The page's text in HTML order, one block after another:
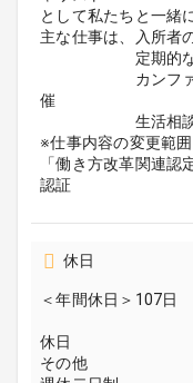
として私たちと一緒
主な仕事は、入所者
定期的なモ
カンファレ
生活相談員、
※仕事内容の変更範
「働き方改革関連
認証
休日
＜年間休日＞107日
休日
その他